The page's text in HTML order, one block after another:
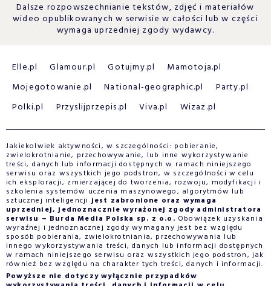
Dalsze rozpowszechnianie tekstów, zdjęć i materiałów
wideo opublikowanych w serwisie w całości lub w części
wymaga uprzedniej zgody wydawcy.
Elle.pl Glamour.pl Gotujmy.pl
Mamotoja.pl
Mojegotowanie.pl
National-geographic.pl
Party.pl
Polki.pl
Przyslijprzepis.pl Viva.pl Wizaz.pl
Jakiekolwiek aktywności, w szczególności: pobieranie,
zwielokrotnianie, przechowywanie, lub inne wykorzystywanie
treści, danych lub informacji dostępnych w ramach niniejszego
serwisu oraz wszystkich jego podstron, w szczególności w celu
ich eksploracji, zmierzającej do tworzenia, rozwoju, modyfikacji i
szkolenia systemów uczenia maszynowego, algorytmów lub
sztucznej inteligencjijest zabronione oraz wymaga
uprzedniej, jednoznacznie wyrażonej zgody administratora
serwisu – Burda Media Polska sp. z o.o. Obowiązek uzyskania
wyraźnej i jednoznacznej zgody wymagany jest bez względu
sposób pobierania, zwielokrotniania, przechowywania lub
innego wykorzystywania treści, danych lub informacji dostępnych
w ramach niniejszego serwisu oraz wszystkich jego podstron, jak
również bez względu na charakter tych treści, danych i informacji.
Powyższe nie dotyczy wyłącznie przypadków